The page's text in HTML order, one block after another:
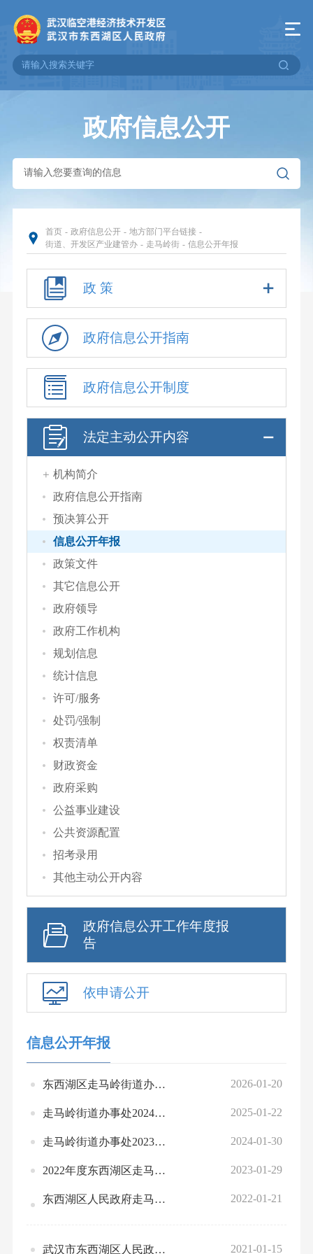
政府信息公开
首页 - 政府信息公开 - 地方部门平台链接 -
街道、开发区产业建管办 - 走马岭街 - 信息公开年报
政 策
政府信息公开指南
政府信息公开制度
法定主动公开内容
机构简介
政府信息公开指南
预决算公开
信息公开年报
政策文件
其它信息公开
政府领导
政府工作机构
规划信息
统计信息
许可/服务
处罚/强制
权责清单
财政资金
政府采购
公益事业建设
公共资源配置
招考录用
其他主动公开内容
政府信息公开工作年度报
告
依申请公开
信息公开年报
东西湖区走马岭街道办事处2025年政府信息公开工作年度报告 2026-01-20
走马岭街道办事处2024年政府信息公开工作年度报告 2025-01-22
走马岭街道办事处2023年政府信息公开工作年度报告 2024-01-30
2022年度东西湖区走马岭街政府信息公开工作年度报告 2023-01-29
东西湖区人民政府走马岭街道办事处2021年政府信息公开工作年度报告 2022-01-21
武汉市东西湖区人民政府走马岭街道办事处2020年政府信息公开工作年度报告 2021-01-15